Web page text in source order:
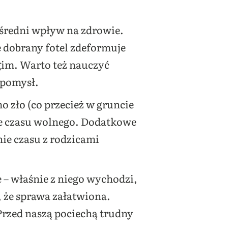
wpływ na zdrowie.
dobrany fotel zdeformuje
Warto też nauczyć
zło (co przecież w gruncie
czasu wolnego. Dodatkowe
czasu z rodzicami
właśnie z niego wychodzi,
sprawa załatwiona.
naszą pociechą trudny